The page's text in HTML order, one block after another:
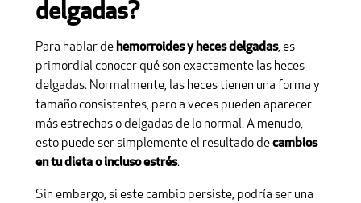
delgadas?
Para hablar de hemorroides y heces delgadas, es
primordial conocer qué son exactamente las heces
delgadas. Normalmente, las heces tienen una forma y
tamaño consistentes, pero a veces pueden aparecer
más estrechas o delgadas de lo normal. A menudo,
esto puede ser simplemente el resultado decambios
en tu dieta o incluso estrés.
Sin embargo, si este cambio persiste, podría ser una